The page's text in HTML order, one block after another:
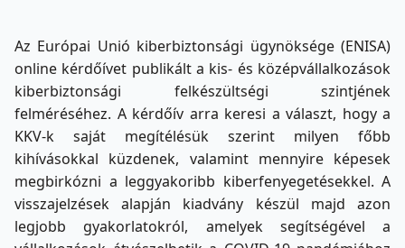
Az Európai Unió kiberbiztonsági ügynöksége (ENISA)
online kérdőívet publikált a kis- és középvállalkozások
kiberbiztonsági felkészültségi szintjének
felméréséhez. A kérdőív arra keresi a választ, hogy a
KKV-k saját megítélésük szerint milyen főbb
kihívásokkal küzdenek, valamint mennyire képesek
megbirkózni a leggyakoribb kiberfenyegetésekkel. A
visszajelzések alapján kiadvány készül majd azon
legjobb gyakorlatokról, amelyek segítségével a